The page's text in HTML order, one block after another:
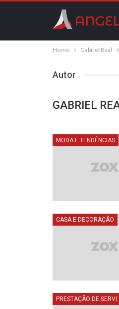
Home Gabriel Real
Autor
GABRIEL
MODA E TENDÊNCIAS
CASA E DECORAÇÃO